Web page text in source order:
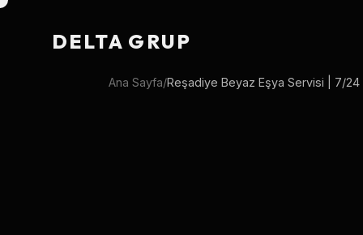
DELTA GRUP
Ana Sayfa/Reşadiye Beyaz Eşya Servisi | 7/24